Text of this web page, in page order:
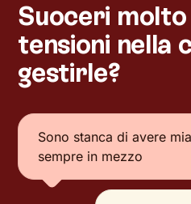
Suoceri
tensioni nella
gestirle?
Sono stanca di avere
sempre in mezzo